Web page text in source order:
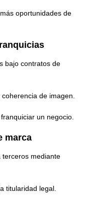
oportunidades de
bajo contratos de
de imagen.
un negocio.
marca
terceros mediante
titularidad legal.